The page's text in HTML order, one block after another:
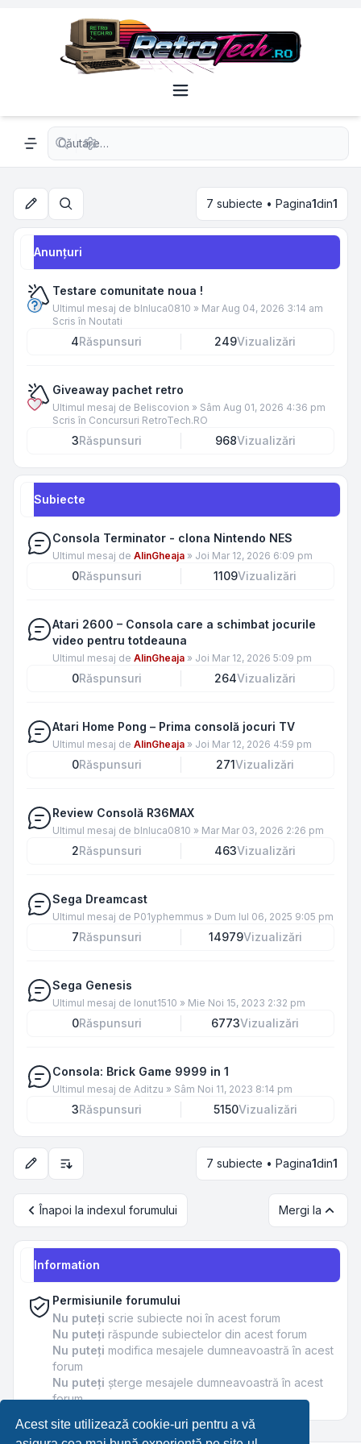
Acest site utilizează cookie-uri pentru a vă
Navigation menu
Căutare avansată
Căutare 7 subiecte • Pagina1din1
Anunţuri
Testare comunitate noua !
Ultimul mesaj de blnluca0810 » Mar Aug 04, 2026 3:14 am
Scris în Noutati
4Răspunsuri 249Vizualizări
Giveaway pachet retro
Ultimul mesaj de Beliscovion » Sâm Aug 01, 2026 4:36 pm
Scris în Concursuri RetroTech.RO
3Răspunsuri 968Vizualizări
Subiecte
Consola Terminator - clona Nintendo NES
Ultimul mesaj de AlinGheaja » Joi Mar 12, 2026 6:09 pm
0Răspunsuri 1109Vizualizări
Atari 2600 – Consola care a schimbat jocurile
video pentru totdeauna
Ultimul mesaj de AlinGheaja » Joi Mar 12, 2026 5:09 pm
0Răspunsuri 264Vizualizări
Atari Home Pong – Prima consolă jocuri TV
Ultimul mesaj de AlinGheaja » Joi Mar 12, 2026 4:59 pm
0Răspunsuri 271Vizualizări
Review Consolă R36MAX
Ultimul mesaj de blnluca0810 » Mar Mar 03, 2026 2:26 pm
2Răspunsuri 463Vizualizări
Sega Dreamcast
Ultimul mesaj de P01yphemmus » Dum Iul 06, 2025 9:05 pm
7Răspunsuri 14979Vizualizări
Sega Genesis
Ultimul mesaj de Ionut1510 » Mie Noi 15, 2023 2:32 pm
0Răspunsuri 6773Vizualizări
Consola: Brick Game 9999 in 1
Ultimul mesaj de Aditzu » Sâm Noi 11, 2023 8:14 pm
3Răspunsuri 5150Vizualizări
Opțiuni de sortare și afișare 7 subiecte • Pagina1din1
Înapoi la indexul forumului Mergi la
Information
Permisiunile forumului
Nu puteţi scrie subiecte noi în acest forum
Nu puteţi răspunde subiectelor din acest forum
Nu puteţi modifica mesajele dumneavoastră în acest
forum
Nu puteţi şterge mesajele dumneavoastră în acest
forum